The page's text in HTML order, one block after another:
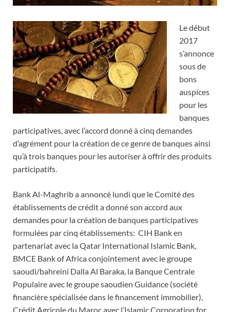
Le début
2017
s’annonce
sous de
bons
auspices
pour les
banques
participatives, avec l’accord donné à cinq demandes
d’agrément pour la création de ce genre de banques ainsi
qu’à trois banques pour les autoriser à offrir des produits
participatifs.
Bank Al-Maghrib a annoncé lundi que le Comité des
établissements de crédit a donné son accord aux
demandes pour la création de banques participatives
formulées par cinq établissements: CIH Bank en
partenariat avec la Qatar International Islamic Bank,
BMCE Bank of Africa conjointement avec le groupe
saoudi/bahreini Dalla Al Baraka, la Banque Centrale
Populaire avec le groupe saoudien Guidance (société
financière spécialisée dans le financement immobilier),
Crédit Agricole du Maroc avec l’Islamic Corporation for